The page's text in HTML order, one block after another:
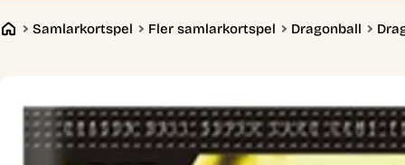
Samlarkortspel Fler samlarkortspel Dragonball